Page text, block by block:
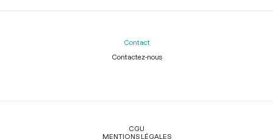
Contact
Contactez-nous
Légal
CGU
MENTIONS LÉGALES